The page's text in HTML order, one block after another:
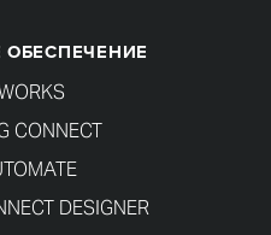
CONNECT
DESIGNER